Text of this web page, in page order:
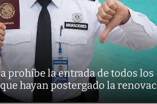
prohíbe la entrada de todos los
hayan postergado la